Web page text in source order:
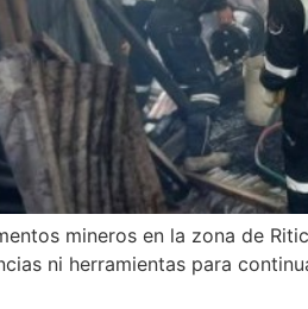
mineros en la zona de
ni herramientas para